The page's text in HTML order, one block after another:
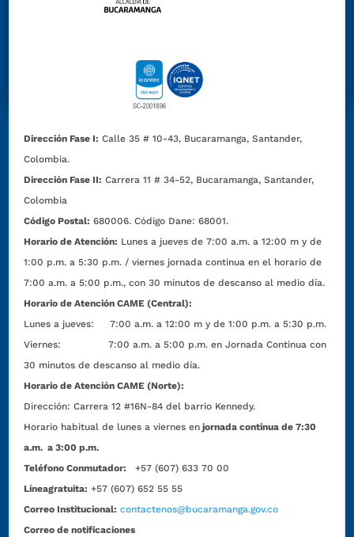
Dirección Fase I: Calle 35 # 10-43, Bucaramanga, Santander,
Colombia.
Dirección Fase II: Carrera 11 # 34-52, Bucaramanga, Santander,
Colombia
Código Postal: 680006. Código Dane: 68001.
Horario de Atención: Lunes a jueves de 7:00 a.m. a 12:00 m y de
1:00 p.m. a 5:30 p.m. / viernes jornada continua en el horario de
7:00 a.m. a 5:00 p.m., con 30 minutos de descanso al medio día.
Horario de Atención CAME (Central):
Lunes a jueves: 7:00 a.m. a 12:00 m y de 1:00 p.m. a 5:30 p.m.
Viernes: 7:00 a.m. a 5:00 p.m. en Jornada Continua con
30 minutos de descanso al medio día.
Horario de Atención CAME (Norte):
Dirección:Carrera 12 #16N-84 del barrio Kennedy.
Horario habitual de lunes a viernes en jornada continua de 7:30
a.m. a 3:00 p.m.
Teléfono Conmutador:
+57 (607) 633 70 00
Líneagratuita: +57 (607) 652 55 55
Correo Institucional: contactenos@bucaramanga.gov.co
Correo de notificaciones